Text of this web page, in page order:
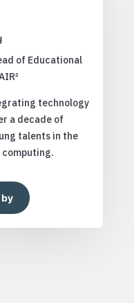
of Educational
technology
a decade of
talents in the